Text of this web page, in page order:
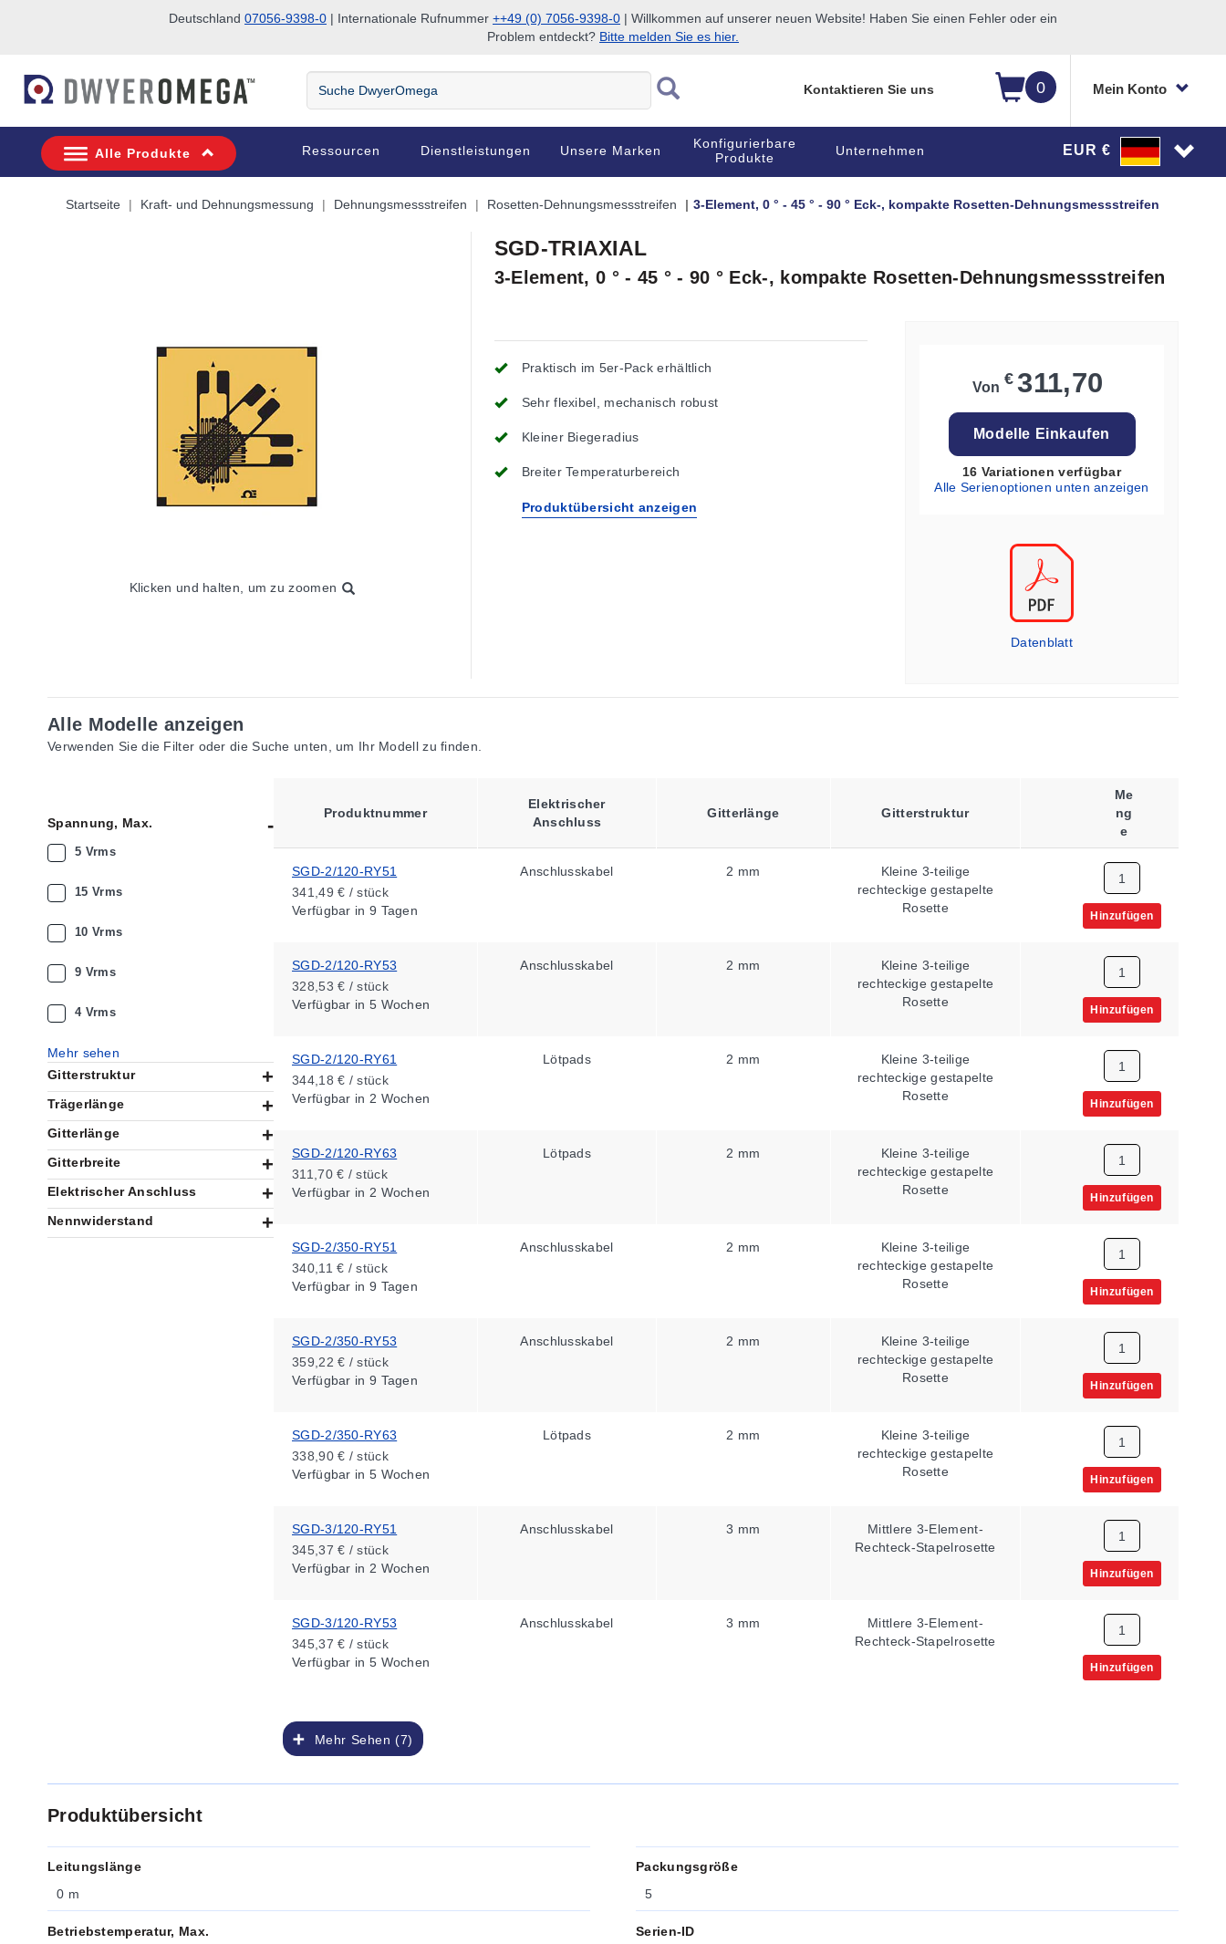
Deutschland 07056-9398-0 | Internationale Rufnummer ++49 (0) 7056-9398-0 | Willkommen auf unserer neuen Website! Haben Sie einen Fehler oder ein
Problem entdeckt? Bitte melden Sie es hier.
0 Mein Konto
Suche
DwyerOmega
Kontaktieren Sie uns
Alle Produkte Ressourcen Dienstleistungen Unsere Marken
Konfigurierbare
Produkte
Unternehmen EUR €
Startseite Kraft- und Dehnungsmessung Dehnungsmessstreifen Rosetten-Dehnungsmessstreifen 3-Element, 0 ° - 45 ° - 90 ° Eck-, kompakte Rosetten-Dehnungsmessstreifen
Klicken und halten, um zu zoomen
SGD-TRIAXIAL
3-Element, 0 ° - 45 ° - 90 ° Eck-, kompakte Rosetten-Dehnungsmessstreifen
Praktisch im 5er-Pack erhältlich
Sehr flexibel, mechanisch robust
Kleiner Biegeradius
Breiter Temperaturbereich
Produktübersicht anzeigen
Von € 311,70
Modelle Einkaufen
16 Variationen verfügbar
Alle Serienoptionen unten anzeigen
Datenblatt
Alle Modelle anzeigen
Verwenden Sie die Filter oder die Suche unten, um Ihr Modell zu finden.
Spannung, Max.
5 Vrms
15 Vrms
10 Vrms
9 Vrms
4 Vrms
Mehr sehen
Gitterstruktur
Trägerlänge
Gitterlänge
Gitterbreite
Elektrischer Anschluss
Nennwiderstand
Mehr Sehen (7)
Produktnummer
Elektrischer
Anschluss
Gitterlänge Gitterstruktur Nennwiderstand
Me
Ng
E
SGD-2/120-RY51
341,49 € / stück
Verfügbar in 9 Tagen
Anschlusskabel 2 mm
Kleine 3-teilige
rechteckige gestapelte
Rosette
120 Ω
Hinzufügen
SGD-2/120-RY53
328,53 € / stück
Verfügbar in 5 Wochen
Anschlusskabel 2 mm
Kleine 3-teilige
rechteckige gestapelte
Rosette
120 Ω
Hinzufügen
SGD-2/120-RY61
344,18 € / stück
Verfügbar in 2 Wochen
Lötpads 2 mm
Kleine 3-teilige
rechteckige gestapelte
Rosette
120 Ω
Hinzufügen
SGD-2/120-RY63
311,70 € / stück
Verfügbar in 2 Wochen
Lötpads 2 mm
Kleine 3-teilige
rechteckige gestapelte
Rosette
120 Ω
Hinzufügen
SGD-2/350-RY51
340,11 € / stück
Verfügbar in 9 Tagen
Anschlusskabel 2 mm
Kleine 3-teilige
rechteckige gestapelte
Rosette
350 Ω
Hinzufügen
SGD-2/350-RY53
359,22 € / stück
Verfügbar in 9 Tagen
Anschlusskabel 2 mm
Kleine 3-teilige
rechteckige gestapelte
Rosette
350 Ω
Hinzufügen
SGD-2/350-RY63
338,90 € / stück
Verfügbar in 5 Wochen
Lötpads 2 mm
Kleine 3-teilige
rechteckige gestapelte
Rosette
350 Ω
Hinzufügen
SGD-3/120-RY51
345,37 € / stück
Verfügbar in 2 Wochen
Anschlusskabel 3 mm
Mittlere 3-Element-
Rechteck-Stapelrosette
120 Ω
Hinzufügen
SGD-3/120-RY53
345,37 € / stück
Verfügbar in 5 Wochen
Anschlusskabel 3 mm
Mittlere 3-Element-
Rechteck-Stapelrosette
120 Ω
Hinzufügen
Produktübersicht
Leitungslänge
0 m
Betriebstemperatur, Max.
Packungsgröße
5
Serien-ID